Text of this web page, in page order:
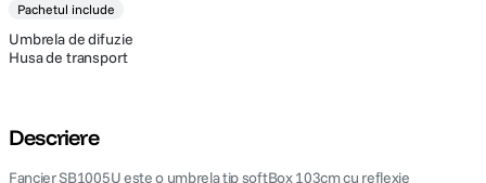
Pachetul include
Umbrela de difuzie
Husa de transport
Descriere
Fancier SB1005U este o umbrela tip softBox 103cm cu reflexie